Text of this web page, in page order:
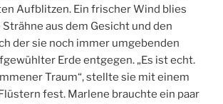
Aufblitzen. Ein frischer Wind blies
aus dem Gesicht und den
der sie noch immer umgebenden
Erde entgegen. „Es ist echt.
Traum“, stellte sie mit einem
fest. Marlene brauchte ein paar